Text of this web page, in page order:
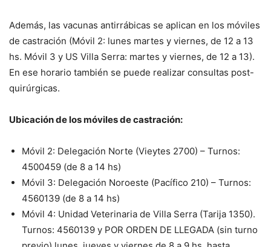
Además, las vacunas antirrábicas se aplican en los móviles
de castración (Móvil 2: lunes martes y viernes, de 12 a 13
hs. Móvil 3 y US Villa Serra: martes y viernes, de 12 a 13).
En ese horario también se puede realizar consultas post-
quirúrgicas.
Ubicación de los móviles de castración:
Móvil 2: Delegación Norte (Vieytes 2700) – Turnos:
4500459 (de 8 a 14 hs)
Móvil 3: Delegación Noroeste (Pacífico 210) – Turnos:
4560139 (de 8 a 14 hs)
Móvil 4: Unidad Veterinaria de Villa Serra (Tarija 1350).
Turnos: 4560139 y POR ORDEN DE LLEGADA (sin turno